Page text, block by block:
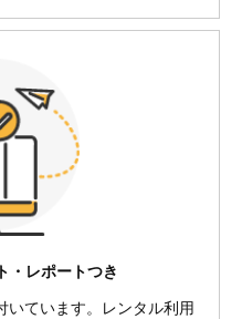
・レポートつき
いています。レンタル利用